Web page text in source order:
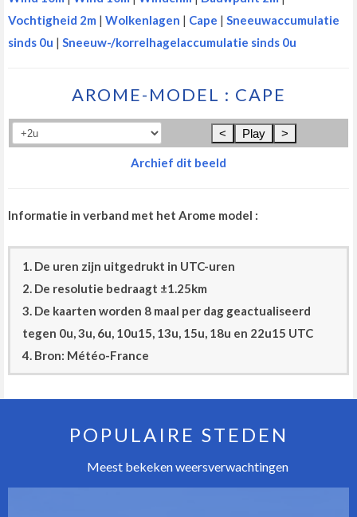
Vochtigheid 2m | Wolkenlagen | Cape | Sneeuwaccumulatie
sinds 0u | Sneeuw-/korrelhagelaccumulatie sinds 0u
AROME-MODEL : CAPE
< Play >
Archief dit beeld
Informatie in verband met het Arome model :
1. De uren zijn uitgedrukt in UTC-uren
2. De resolutie bedraagt ±1.25km
3. De kaarten worden 8 maal per dag geactualiseerd
tegen 0u, 3u, 6u, 10u15, 13u, 15u, 18u en 22u15 UTC
4. Bron: Météo-France
POPULAIRE STEDEN
Meest bekeken weersverwachtingen